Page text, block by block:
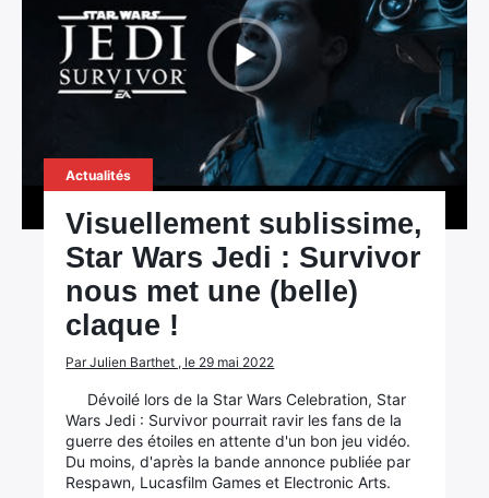
Actualités
Visuellement sublissime,
Star Wars Jedi : Survivor
nous met une (belle)
claque !
Par Julien Barthet , le 29 mai 2022
Dévoilé lors de la Star Wars Celebration, Star
Wars Jedi : Survivor pourrait ravir les fans de la
guerre des étoiles en attente d'un bon jeu vidéo.
Du moins, d'après la bande annonce publiée par
Respawn, Lucasfilm Games et Electronic Arts.